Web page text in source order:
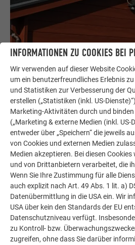
VORHER
MEHR
ZURÜCK ZUR SANIERUNGSGALERIE
INFORMATIONEN ZU COOKIES BEI
Wir verwenden auf dieser Website
um ein benutzerfreundliches Erlebnis zu
und Statistiken zur Verbesserung der
erstellen („Statistiken (inkl. US-
Marketing-Aktivitäten durch und binden
(„Marketing & externe Medien (inkl. US-
entweder über „Speichern“ die jeweils
von Cookies und externen Medien
Medien akzeptieren. Bei diesen
und von Drittanbietern verarbeitet, die
Wenn Sie Ihre Zustimmung für alle
auch explizit nach Art. 49 Abs. 1 lit. a)
Datenübermittlung in die USA ein. Wir
USA über kein den Standards der EU
Datenschutzniveau verfügt.
zu Kontroll- bzw.
zugreifen, ohne dass Sie darüber